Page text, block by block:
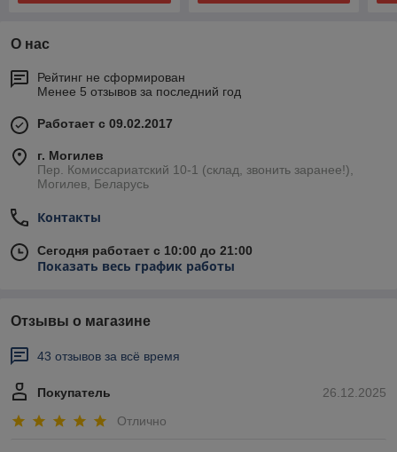
О нас
Рейтинг не сформирован
Менее 5 отзывов за последний год
Работает с 09.02.2017
г. Могилев
Пер. Комиссариатский 10-1 (склад, звонить заранее!),
Могилев, Беларусь
Контакты
Сегодня работает с 10:00 до 21:00
Показать весь график работы
Отзывы о магазине
43 отзывов за всё время
26.12.2025
Покупатель
Отлично